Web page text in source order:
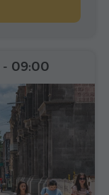
- 09:00